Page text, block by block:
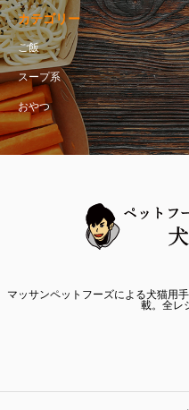
カテゴリー
ご飯
スープ系
おやつ
マッサンペットフーズによる犬猫用
載。全レ